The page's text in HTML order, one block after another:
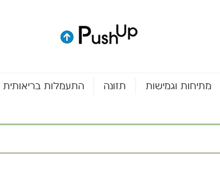
מתיחות וגמישות תזונה התעמלות בריאותית